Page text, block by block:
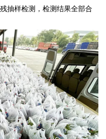
抽样检测，检测结果全部合